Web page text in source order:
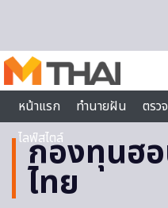
หน้าแรก
ทำนายฝัน ตรว
ไลฟ์สไตล์
กองทุนฮอ
ไทย